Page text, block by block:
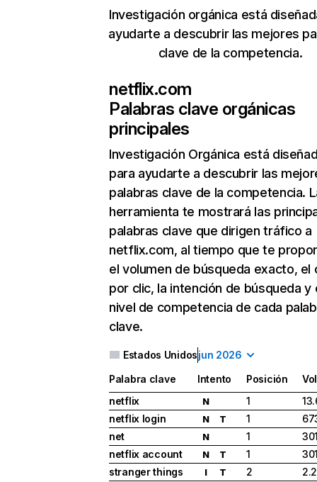
Investigación orgánica está
ayudarte a descubrir las mejores
clave de la competencia.
netflix.com
Palabras clave orgánicas
principales
Investigación Orgánica está
para ayudarte a descubrir las
palabras clave de la competencia.
herramienta te mostrará las
palabras clave que dirigen tráfico a
netflix.com, al tiempo que te
el volumen de búsqueda exacto, el
por clic, la intención de búsqueda y
nivel de competencia de cada
clave.
Estados Unidosjun 2026
Palabra clave Intento Posición
netflix
N 1
netflix login
N T 1
net
N 1
netflix account
N T 1
stranger things
I T 2